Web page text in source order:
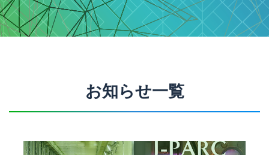
お知らせ一覧